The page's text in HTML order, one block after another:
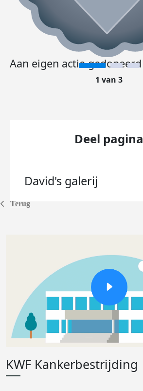
Terug
Aan eigen actie gedoneerd
1 van 3
Deel pagina
David's galerij
KWF Kankerbestrijding